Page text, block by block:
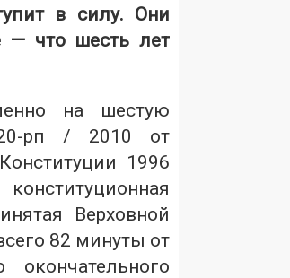
в силу. Они
что шесть лет
на шестую
рп / 2010 от
1996
Верховной
82 минуты от